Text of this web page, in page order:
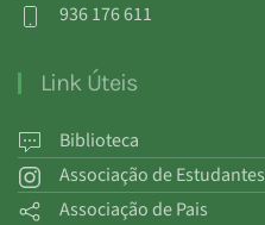
936 176 611
Link Úteis
Biblioteca
Associação de Estudantes
Associação de Pais